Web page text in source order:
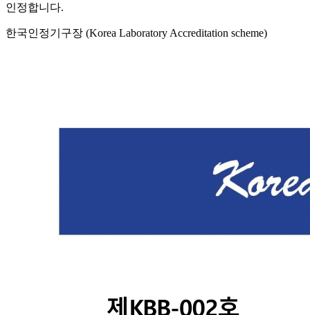
인정합니다.
한국인정기구장 (Korea Laboratory Accreditation scheme)